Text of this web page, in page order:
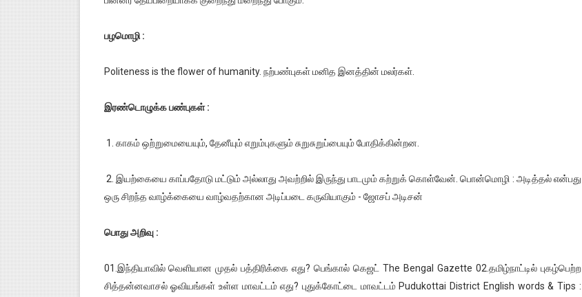
பழமொழி :
Politeness is the flower of humanity. நற்பண்புகள் மனித இனத்தின் மலர்கள்.
இரண்டொழுக்க பண்புகள் :
1. காகம் ஒற்றுமையையும், தேனீயும் எறும்புகளும் சுறுசுறுப்பையும் போதிக்கின்றன.
2. இயற்கையை காப்பதோடு மட்டும் அல்லாது அவற்றில் இருந்து பாடமும் கற்றுக் கொள்வேன். பொன்மொழி : அடித்தல் என்பது
ஒரு சிறந்த வாழ்க்கையை வாழ்வதற்கான அடிப்படை கருவியாகும் - ஜோசப் அடிசன்
பொது அறிவு :
01.இந்தியாவில் வெளியான முதல் பத்திரிக்கை எது? பெங்கால் கெஜட் The Bengal Gazette 02.தமிழ்நாட்டில் புகழ்பெற்ற
சித்தன்னவாசல் ஓவியங்கள் உள்ள மாவட்டம் எது? புதுக்கோட்டை மாவட்டம் Pudukottai District English words & Tips :